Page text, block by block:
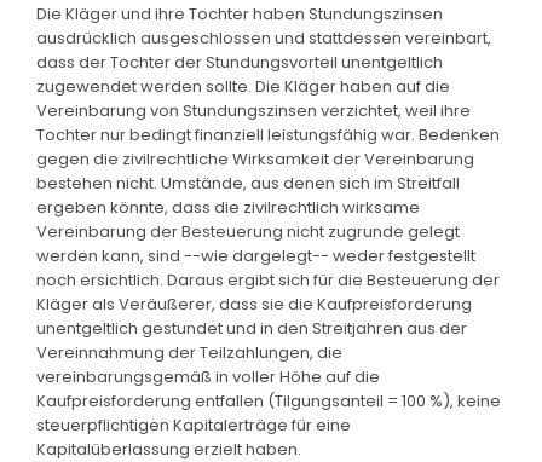
Die Kläger und ihre Tochter haben Stundungszinsen
ausdrücklich ausgeschlossen und stattdessen vereinbart,
dass der Tochter der Stundungsvorteil unentgeltlich
zugewendet werden sollte. Die Kläger haben auf die
Vereinbarung von Stundungszinsen verzichtet, weil ihre
Tochter nur bedingt finanziell leistungsfähig war. Bedenken
gegen die zivilrechtliche Wirksamkeit der Vereinbarung
bestehen nicht. Umstände, aus denen sich im Streitfall
ergeben könnte, dass die zivilrechtlich wirksame
Vereinbarung der Besteuerung nicht zugrunde gelegt
werden kann, sind --wie dargelegt-- weder festgestellt
noch ersichtlich. Daraus ergibt sich für die Besteuerung der
Kläger als Veräußerer, dass sie die Kaufpreisforderung
unentgeltlich gestundet und in den Streitjahren aus der
Vereinnahmung der Teilzahlungen, die
vereinbarungsgemäß in voller Höhe auf die
Kaufpreisforderung entfallen (Tilgungsanteil = 100 %), keine
steuerpflichtigen Kapitalerträge für eine
Kapitalüberlassung erzielt haben.